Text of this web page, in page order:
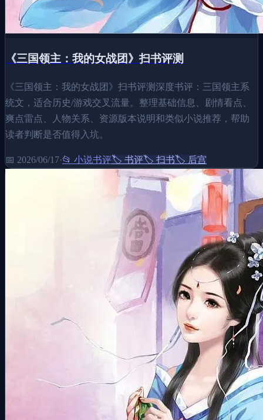
《三国领主：我的女战团》扫书评测
《三国领主：我的女战团》扫书评测深度书评：三国领主系
统文，适合历史/游戏交叉流量。整理基础信息、剧情看点、
爽点雷点、人物关系、资源版本说明和类似小说推荐，帮助
读者判断是否值得入坑。
📅 2026/06/17·📂 小说书评🏷️ 书评🏷️ 扫书🏷️ 后宫